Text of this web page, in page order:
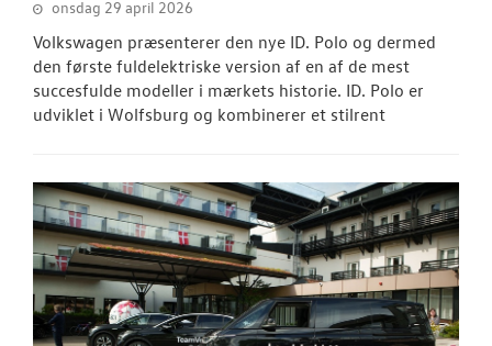
onsdag 29 april 2026
Volkswagen præsenterer den nye ID. Polo og dermed
den første fuldelektriske version af en af de mest
succesfulde modeller i mærkets historie. ID. Polo er
udviklet i Wolfsburg og kombinerer et stilrent